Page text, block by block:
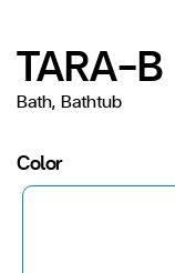
TARA-
Bath, Bathtub
Color